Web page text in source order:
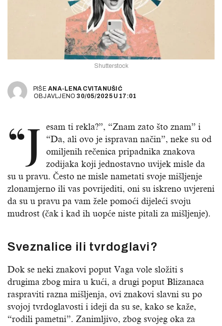
Shutterstock
PIŠEANA-LENA CVITANUŠIĆ
OBJAVLJENO 30/05/2025 U 17:01
“J
esam ti rekla?”, “Znam zato što znam” i
“Da, ali ovo je ispravan način”, neke su od
omiljenih rečenica pripadnika znakova
zodijaka koji jednostavno uvijek misle da
su u pravu. Često ne misle nametati svoje mišljenje
zlonamjerno ili vas povrijediti, oni su iskreno uvjereni
da su u pravu pa vam žele pomoći dijeleći svoju
mudrost (čak i kad ih uopće niste pitali za mišljenje).
Sveznalice ili tvrdoglavi?
Dok se neki znakovi poput Vaga vole složiti s
drugima zbog mira u kući, a drugi poput Blizanaca
raspraviti razna mišljenja, ovi znakovi slavni su po
svojoj tvrdoglavosti i ideji da su se, kako se kaže,
“rodili pametni”. Zanimljivo, zbog svojeg oka za